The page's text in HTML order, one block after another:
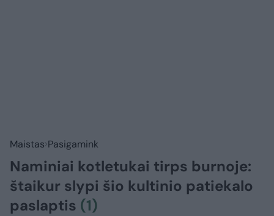
Maistas Pasigamink
Naminiai kotletukai tirps burnoje:
štaikur slypi šio kultinio patiekalo
paslaptis (1)